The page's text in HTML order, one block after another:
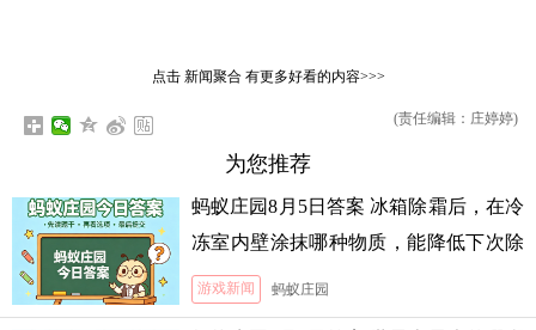
点击 新闻聚合有更多好看的内容>>>
(责任编辑：庄婷婷)
为您推荐
蚂蚁庄园8月5日答案 冰箱除霜后，在冷
冻室内壁涂抹哪种物质，能降低下次除
霜的难度
游戏新闻 蚂蚁庄园